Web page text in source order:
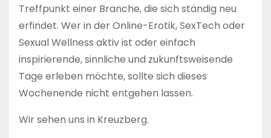
Treffpunkt einer Branche, die sich ständig neu
erfindet. Wer in der Online-Erotik, SexTech oder
Sexual Wellness aktiv ist oder einfach
inspirierende, sinnliche und zukunftsweisende
Tage erleben möchte, sollte sich dieses
Wochenende nicht entgehen lassen.
Wir sehen uns in Kreuzberg.